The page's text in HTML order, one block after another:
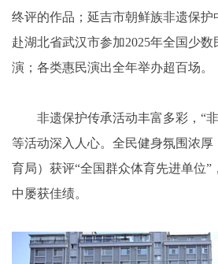
终评的作品；延吉市朝鲜族非遗保护
赴湖北省武汉市参加2025年全国少
演；各类惠民演出全年举办超百场。
非遗保护传承活动丰富多彩，“非
等活动深入人心。全民健身氛围浓
育局）获评“全国群众体育先进单位”
中屡获佳绩。